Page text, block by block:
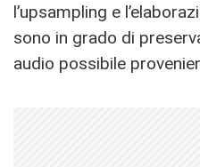
l’upsampling e
sono in grado di
audio possibile